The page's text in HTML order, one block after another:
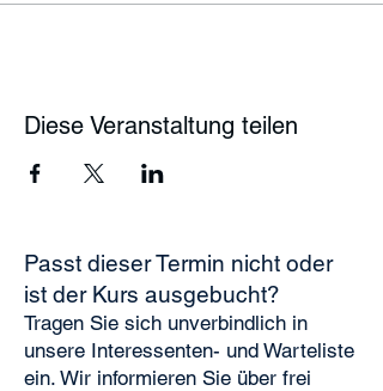
Diese Veranstaltung teilen
Passt dieser Termin nicht oder
ist der Kurs ausgebucht?
Tragen Sie sich unverbindlich in
unsere Interessenten- und Warteliste
ein. Wir informieren Sie über frei